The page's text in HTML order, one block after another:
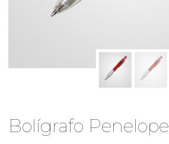
Bolígrafo Penelope